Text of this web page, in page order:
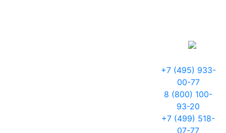
+7 (495) 933-
00-77
8 (800) 100-
93-20
+7 (499) 518-
07-77